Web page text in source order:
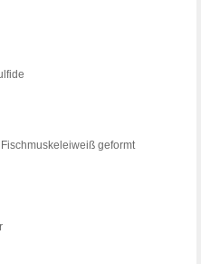
geformt